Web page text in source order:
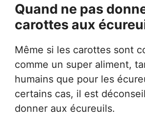
Quand ne pas
carottes aux
Même si les carottes sont
comme un super aliment,
humains que pour les
certains cas, il est
donner aux écureuils.